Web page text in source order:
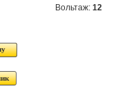
Вольтаж: 12